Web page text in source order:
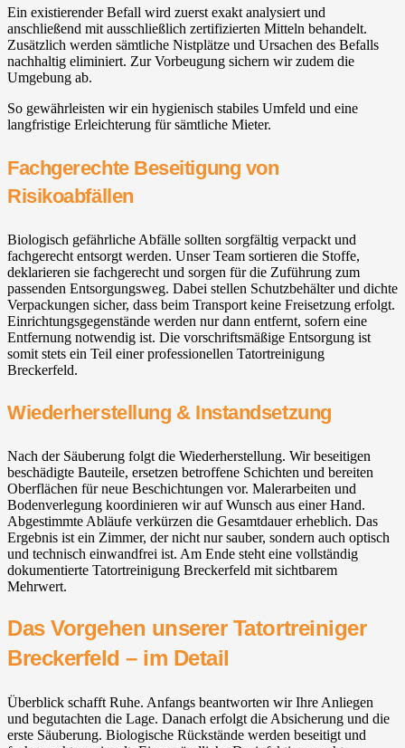
Ein existierender Befall wird zuerst exakt analysiert und
anschließend mit ausschließlich zertifizierten Mitteln behandelt.
Zusätzlich werden sämtliche Nistplätze und Ursachen des Befalls
nachhaltig eliminiert. Zur Vorbeugung sichern wir zudem die
Umgebung ab.
So gewährleisten wir ein hygienisch stabiles Umfeld und eine
langfristige Erleichterung für sämtliche Mieter.
Fachgerechte Beseitigung von
Risikoabfällen
Biologisch gefährliche Abfälle sollten sorgfältig verpackt und
fachgerecht entsorgt werden. Unser Team sortieren die Stoffe,
deklarieren sie fachgerecht und sorgen für die Zuführung zum
passenden Entsorgungsweg. Dabei stellen Schutzbehälter und dichte
Verpackungen sicher, dass beim Transport keine Freisetzung erfolgt.
Einrichtungsgegenstände werden nur dann entfernt, sofern eine
Entfernung notwendig ist. Die vorschriftsmäßige Entsorgung ist
somit stets ein Teil einer professionellen Tatortreinigung
Breckerfeld.
Wiederherstellung & Instandsetzung
Nach der Säuberung folgt die Wiederherstellung. Wir beseitigen
beschädigte Bauteile, ersetzen betroffene Schichten und bereiten
Oberflächen für neue Beschichtungen vor. Malerarbeiten und
Bodenverlegung koordinieren wir auf Wunsch aus einer Hand.
Abgestimmte Abläufe verkürzen die Gesamtdauer erheblich. Das
Ergebnis ist ein Zimmer, der nicht nur sauber, sondern auch optisch
und technisch einwandfrei ist. Am Ende steht eine vollständig
dokumentierte Tatortreinigung Breckerfeld mit sichtbarem
Mehrwert.
Das Vorgehen unserer Tatortreiniger
Breckerfeld – im Detail
Überblick schafft Ruhe. Anfangs beantworten wir Ihre Anliegen
und begutachten die Lage. Danach erfolgt die Absicherung und die
erste Säuberung. Biologische Rückstände werden beseitigt und